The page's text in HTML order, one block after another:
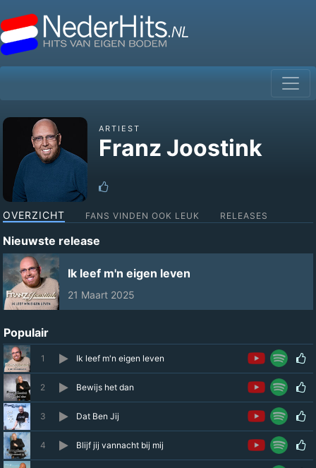
ARTIEST
Franz Joostink
OVERZICHT FANS VINDEN OOK LEUK RELEASES
Nieuwste release
Ik leef m'n eigen leven
21 Maart 2025
Populair
1 Ik leef m'n eigen leven
2 Bewijs het dan
3 Dat Ben Jij
4 Blijf jij vannacht bij mij